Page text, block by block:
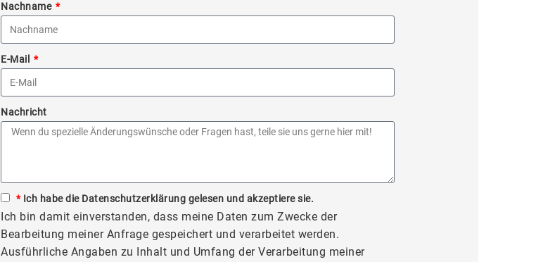
Nachname
E-Mail
Nachricht
*Ich habe die Datenschutzerklärung gelesen und akzeptiere sie.
Ich bin damit einverstanden, dass meine Daten zum Zwecke der
Bearbeitung meiner Anfrage gespeichert und verarbeitet werden.
Ausführliche Angaben zu Inhalt und Umfang der Verarbeitung meiner